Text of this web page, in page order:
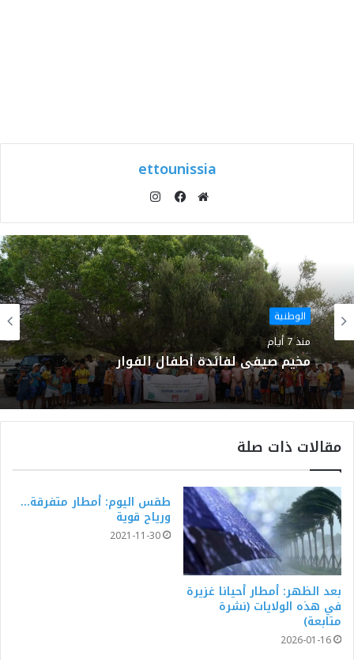
ettounissia
الويب
الوطنية
منذ 7 أيام
مخيم صيفي لفائدة أطفال الفوار
مقالات ذات صلة
بعد الظهر: أمطار أحيانا غزيرة
في هذه الولايات (نشرة
متابعة)
2026-01-16
طقس اليوم: أمطار متفرقة…
ورياح قوية
2021-11-30